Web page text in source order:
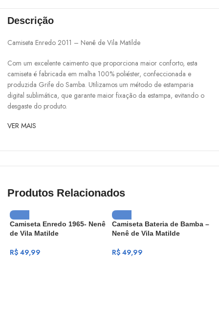
Descrição
Camiseta Enredo 2011 – Nenê de Vila Matilde
Com um excelente caimento que proporciona maior conforto, esta
camiseta é fabricada em malha 100% poliéster, confeccionada e
produzida Grife do Samba. Utilizamos um método de estamparia
digital sublimática, que garante maior fixação da estampa, evitando o
desgaste do produto.
VER MAIS
Produtos Relacionados
Camiseta Enredo 1965- Nenê
de Vila Matilde
R$ 49,99
Camiseta Bateria de Bamba –
Nenê de Vila Matilde
R$49,99